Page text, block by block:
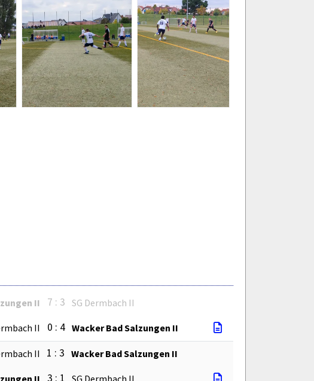
II 7 : 3 SG Dermbach II
II 0 : 4 Wacker Bad Salzungen II
II 1 : 3 Wacker Bad Salzungen II
II 3 : 1 SG Dermbach II